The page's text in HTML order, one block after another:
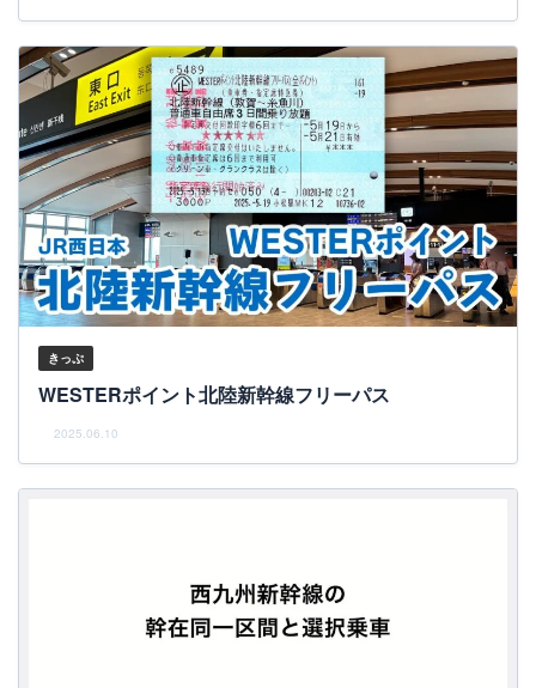
きっぷ
WESTERポイント北陸新幹線フリーパス
2025.06.10